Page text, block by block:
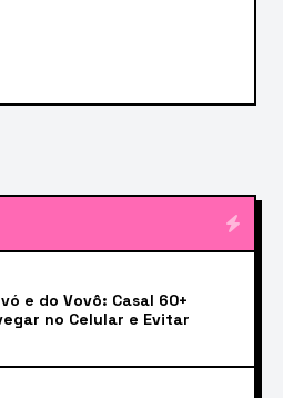
e do Vovô: Casal 60+
no Celular e Evitar